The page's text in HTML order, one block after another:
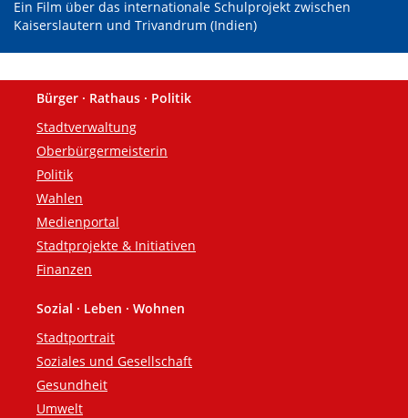
Ein Film über das internationale Schulprojekt zwischen
Kaiserslautern und Trivandrum (Indien)
Fußzeile
Bürger · Rathaus · Politik
Stadtverwaltung
Oberbürgermeisterin
Politik
Wahlen
Medienportal
Stadtprojekte & Initiativen
Finanzen
Sozial · Leben · Wohnen
Stadtportrait
Soziales und Gesellschaft
Gesundheit
Umwelt